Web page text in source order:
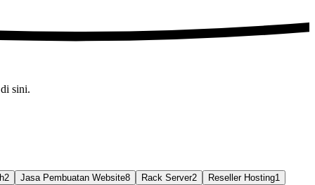
sini.
2 Jasa Pembuatan Website8 Rack Server2 Reseller Hosting1